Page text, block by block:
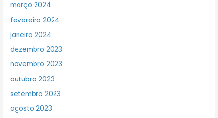
março 2024
fevereiro 2024
janeiro 2024
dezembro 2023
novembro 2023
outubro 2023
setembro 2023
agosto 2023